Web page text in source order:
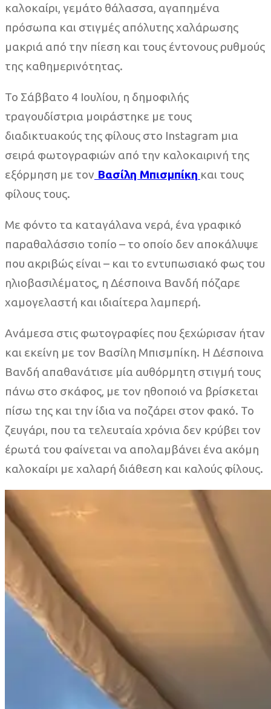
καλοκαίρι, γεμάτο θάλασσα, αγαπημένα
πρόσωπα και στιγμές απόλυτης χαλάρωσης
μακριά από την πίεση και τους έντονους ρυθμούς
της καθημερινότητας.
Το Σάββατο 4 Ιουλίου, η δημοφιλής
τραγουδίστρια μοιράστηκε με τους
διαδικτυακούς της φίλους στο Instagram μια
σειρά φωτογραφιών από την καλοκαιρινή της
εξόρμηση με τον Βασίλη Μπισμπίκη και τους
φίλους τους.
Με φόντο τα καταγάλανα νερά, ένα γραφικό
παραθαλάσσιο τοπίο – το οποίο δεν αποκάλυψε
που ακριβώς είναι – και το εντυπωσιακό φως του
ηλιοβασιλέματος, η Δέσποινα Βανδή πόζαρε
χαμογελαστή και ιδιαίτερα λαμπερή.
Ανάμεσα στις φωτογραφίες που ξεχώρισαν ήταν
και εκείνη με τον Βασίλη Μπισμπίκη. Η Δέσποινα
Βανδή απαθανάτισε μία αυθόρμητη στιγμή τους
πάνω στο σκάφος, με τον ηθοποιό να βρίσκεται
πίσω της και την ίδια να ποζάρει στον φακό. Το
ζευγάρι, που τα τελευταία χρόνια δεν κρύβει τον
έρωτά του φαίνεται να απολαμβάνει ένα ακόμη
καλοκαίρι με χαλαρή διάθεση και καλούς φίλους.